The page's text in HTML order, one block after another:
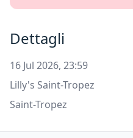
Dettagli
16 Jul 2026, 23:59
Lilly's Saint-Tropez
Saint-Tropez